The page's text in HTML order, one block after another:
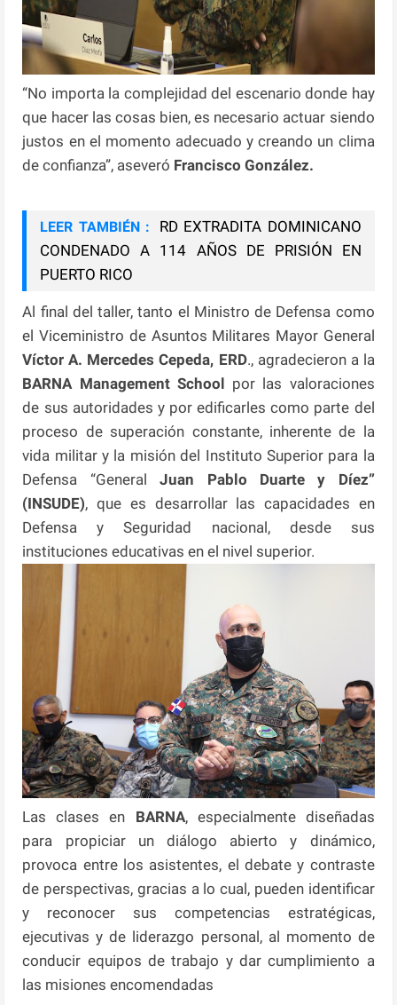
“No importa la complejidad del escenario donde hay
que hacer las cosas bien, es necesario actuar siendo
justos en el momento adecuado y creando un clima
de confianza”, aseveró Francisco González.
LEER TAMBIÉN :
RD EXTRADITA DOMINICANO
CONDENADO A 114 AÑOS DE PRISIÓN EN
PUERTO RICO
Al final del taller, tanto el Ministro de Defensa como
el Viceministro de Asuntos Militares Mayor General
Víctor A. Mercedes Cepeda, ERD., agradecieron a la
BARNA Management School por las valoraciones
de sus autoridades y por edificarles como parte del
proceso de superación constante, inherente de la
vida militar y la misión del Instituto Superior para la
Defensa “General Juan Pablo Duarte y
Díez”
(INSUDE), que es desarrollar las capacidades en
Defensa y Seguridad nacional, desde sus
instituciones educativas en el nivel superior.
Las clases en BARNA, especialmente diseñadas
para propiciar un diálogo abierto y dinámico,
provoca entre los asistentes, el debate y contraste
de perspectivas, gracias a lo cual, pueden identificar
y reconocer sus competencias estratégicas,
ejecutivas y de liderazgo personal, al momento de
conducir equipos de trabajo y dar cumplimiento a
las misiones encomendadas